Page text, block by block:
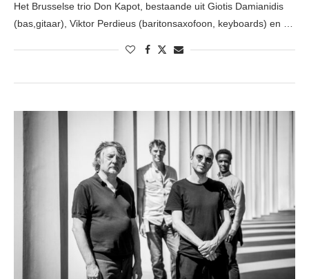
Het Brusselse trio Don Kapot, bestaande uit Giotis Damianidis
(bas,gitaar), Viktor Perdieus (baritonsaxofoon, keyboards) en …